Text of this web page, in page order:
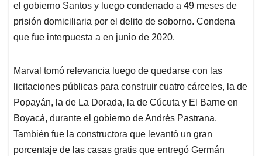
el gobierno Santos y luego condenado a 49 meses de
prisión domiciliaria por el delito de soborno. Condena
que fue interpuesta a en junio de 2020.
Marval tomó relevancia luego de quedarse con las
licitaciones públicas para construir cuatro cárceles, la de
Popayán, la de La Dorada, la de Cúcuta y El Barne en
Boyacá, durante el gobierno de Andrés Pastrana.
También fue la constructora que levantó un gran
porcentaje de las casas gratis que entregó Germán